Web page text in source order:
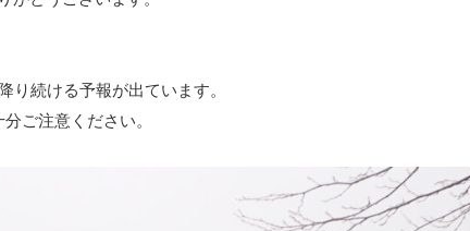
り続ける予報が出ています。
ご注意ください。